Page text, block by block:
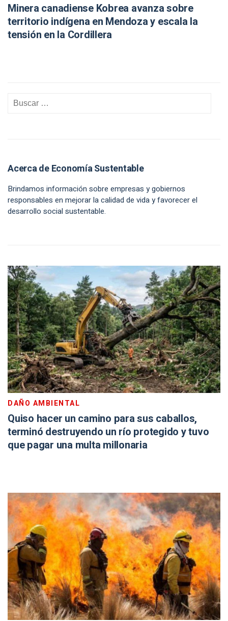
Minera canadiense Kobrea avanza sobre
territorio indígena en Mendoza y escala la
tensión en la Cordillera
Acerca de Economía Sustentable
Brindamos información sobre empresas y gobiernos
responsables en mejorar la calidad de vida y favorecer el
desarrollo social sustentable.
DAÑO AMBIENTAL
Quiso hacer un camino para sus caballos,
terminó destruyendo un río protegido y tuvo
que pagar una multa millonaria